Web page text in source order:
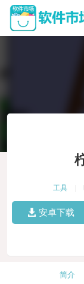
工具
安卓下载
简介